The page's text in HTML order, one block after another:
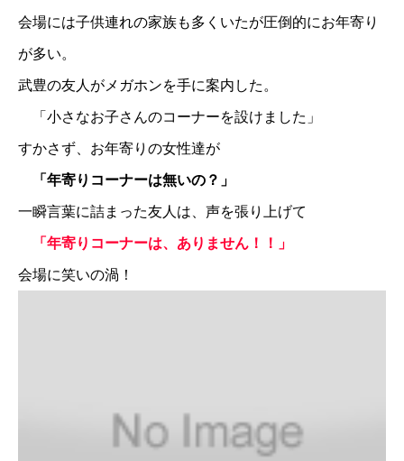
会場には子供連れの家族も多くいたが圧倒的にお年寄り
が多い。
武豊の友人がメガホンを手に案内した。
「小さなお子さんのコーナーを設けました」
すかさず、お年寄りの女性達が
「年寄りコーナーは無いの？」
一瞬言葉に詰まった友人は、声を張り上げて
「年寄りコーナーは、ありません！！」
会場に笑いの渦！